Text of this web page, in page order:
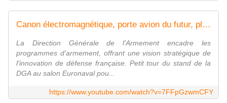
Canon électromagnétique, porte avion du futur, planeur sous-marin: bienvenue à la DGA 🇫🇷
La Direction Générale de l'Armement encadre les
programmes d'armement, offrant une vision stratégique de
l'innovation de défense française. Petit tour du stand de la
DGA au salon Euronaval pou...
https://www.youtube.com/watch?v=7FFpGzwmCFY